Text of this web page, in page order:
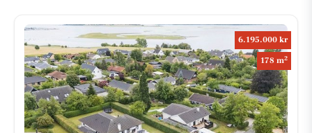
6.195.000 kr
178 m2